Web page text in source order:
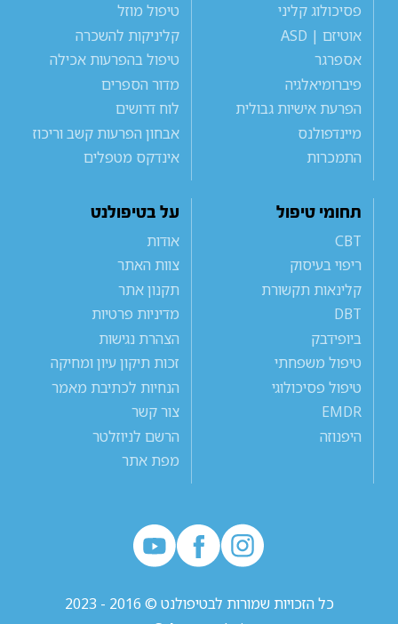
פסיכולוג קליני
אוטיזם | ASD
אספרגר
פיברומיאלגיה
הפרעת אישיות גבולית
מיינדפולנס
התמכרות
טיפול מוזל
קליניקות להשכרה
טיפול בהפרעות אכילה
מדור הספרים
לוח דרושים
אבחון הפרעות קשב וריכוז
אינדקס מטפלים
תחומי טיפול
CBT
ריפוי בעיסוק
קלינאות תקשורת
DBT
ביופידבק
טיפול משפחתי
טיפול פסיכולוגי
EMDR
היפנוזה
על בטיפולנט
אודות
צוות האתר
תקנון אתר
מדיניות פרטיות
הצהרת נגישות
זכות תיקון עיון ומחיקה
הנחיות לכתיבת מאמר
צור קשר
הרשם לניוזלטר
מפת אתר
כל הזכויות שמורות לבטיפולנט © 2016 - 2023